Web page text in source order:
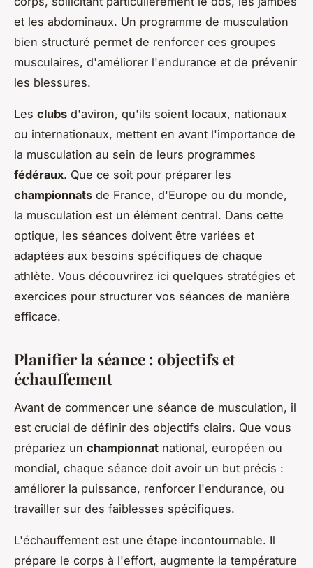
et les abdominaux. Un programme de musculation
bien structuré permet de renforcer ces groupes
musculaires, d'améliorer l'endurance et de prévenir
les blessures.
Les clubs d'aviron, qu'ils soient locaux, nationaux
ou internationaux, mettent en avant l'importance de
la musculation au sein de leurs programmes
fédéraux. Que ce soit pour préparer les
championnats de France, d'Europe ou du monde,
la musculation est un élément central. Dans cette
optique, les séances doivent être variées et
adaptées aux besoins spécifiques de chaque
athlète. Vous découvrirez ici quelques stratégies et
exercices pour structurer vos séances de manière
efficace.
Planifier la séance : objectifs et
échauffement
Avant de commencer une séance de musculation, il
est crucial de définir des objectifs clairs. Que vous
prépariez un championnat national, européen ou
mondial, chaque séance doit avoir un but précis :
améliorer la puissance, renforcer l'endurance, ou
travailler sur des faiblesses spécifiques.
L'échauffement est une étape incontournable. Il
prépare le corps à l'effort, augmente la température